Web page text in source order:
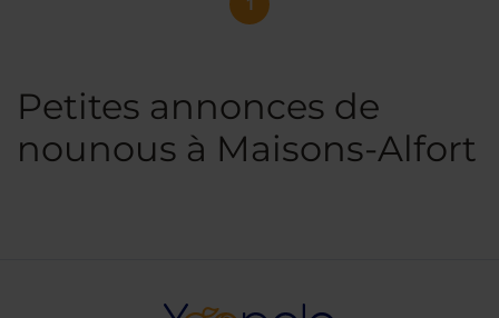
Petites annonces de
nounous à Maisons-Alfort